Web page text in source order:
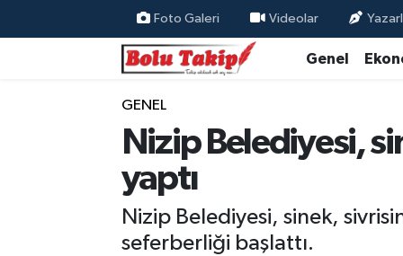
Foto Galeri Videolar
Genel
GENEL
Nizip Belediyesi,
yaptı
Nizip Belediyesi, sinek,
seferberliği başlattı.